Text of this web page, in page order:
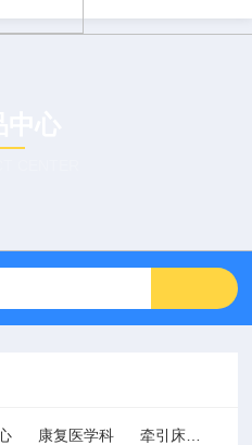
康复医学科 牵引床